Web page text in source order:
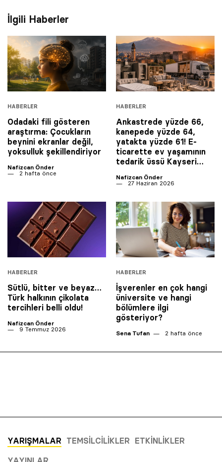
İlgili Haberler
HABERLER
Odadaki fili gösteren
araştırma: Çocukların
beynini ekranlar değil,
yoksulluk şekillendiriyor
Nafizcan Önder
2 hafta önce
HABERLER
Ankastrede yüzde 66,
kanepede yüzde 64,
yatakta yüzde 61! E-
ticarette ev yaşamının
tedarik üssü Kayseri…
Nafizcan Önder
27 Haziran 2026
HABERLER
Sütlü, bitter ve beyaz…
Türk halkının çikolata
tercihleri belli oldu!
Nafizcan Önder
9 Temmuz 2026
HABERLER
İşverenler en çok hangi
üniversite ve hangi
bölümlere ilgi
gösteriyor?
Sena Tufan 2 hafta önce
YARIŞMALAR TEMSILCILIKLER ETKINLIKLER